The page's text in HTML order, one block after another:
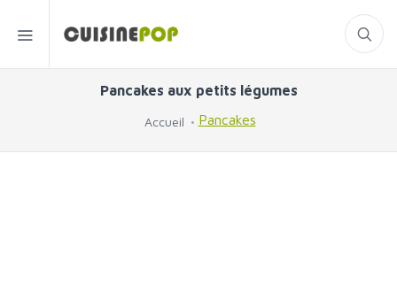
Pancakes aux petits légumes
Accueil Pancakes